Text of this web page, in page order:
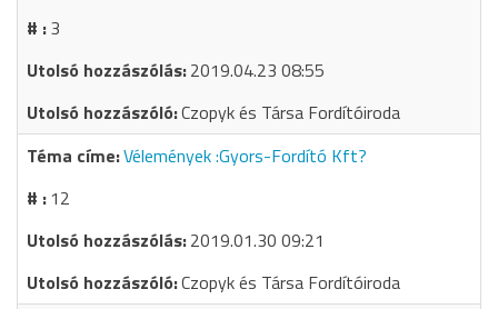
3
2019.04.23 08:55
Czopyk és Társa Fordítóiroda
Vélemények :Gyors-Fordító Kft?
12
2019.01.30 09:21
Czopyk és Társa Fordítóiroda